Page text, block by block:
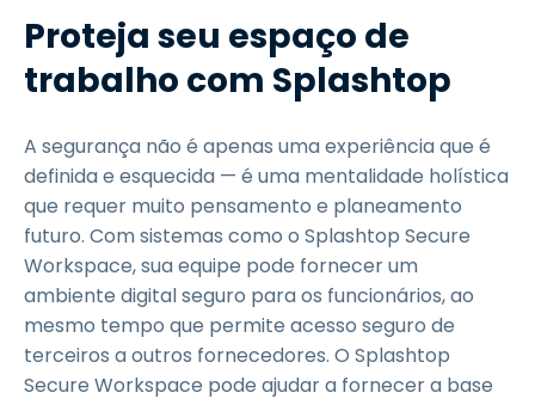
Proteja seu espaço de
trabalho com Splashtop
A segurança não é apenas uma experiência que é
definida e esquecida — é uma mentalidade holística
que requer muito pensamento e planeamento
futuro. Com sistemas como o Splashtop Secure
Workspace, sua equipe pode fornecer um
ambiente digital seguro para os funcionários, ao
mesmo tempo que permite acesso seguro de
terceiros a outros fornecedores. O Splashtop
Secure Workspace pode ajudar a fornecer a base